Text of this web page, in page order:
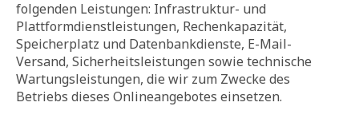
folgenden Leistungen: Infrastruktur- und
Plattformdienstleistungen, Rechenkapazität,
Speicherplatz und Datenbankdienste, E-Mail-
Versand, Sicherheitsleistungen sowie technische
Wartungsleistungen, die wir zum Zwecke des
Betriebs dieses Onlineangebotes einsetzen.